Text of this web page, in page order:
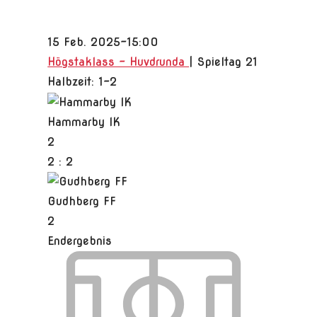
15 Feb. 2025-15:00
Högstaklass - Huvdrunda
| Spieltag 21
Halbzeit: 1-2
Hammarby IK
2
2 : 2
Gudhberg FF
2
Endergebnis